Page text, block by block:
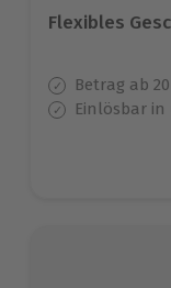
Flexibles
Betrag ab
Einlösbar in